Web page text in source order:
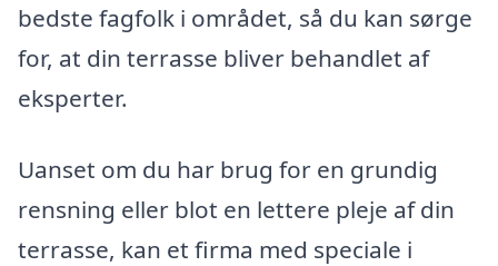
bedste fagfolk i området, så du kan sørge
for, at din terrasse bliver behandlet af
eksperter.
Uanset om du har brug for en grundig
rensning eller blot en lettere pleje af din
terrasse, kan et firma med speciale i